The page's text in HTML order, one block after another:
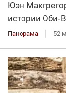
Юэн
истории
Панорама 52